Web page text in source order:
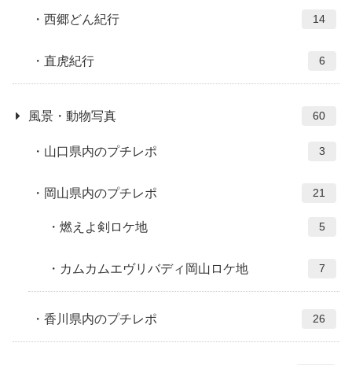
西郷どん紀行 14
直虎紀行 6
風景・動物写真 60
山口県内のプチレポ 3
岡山県内のプチレポ 21
燃えよ剣ロケ地 5
カムカムエヴリバディ岡山ロケ地 7
香川県内のプチレポ 26